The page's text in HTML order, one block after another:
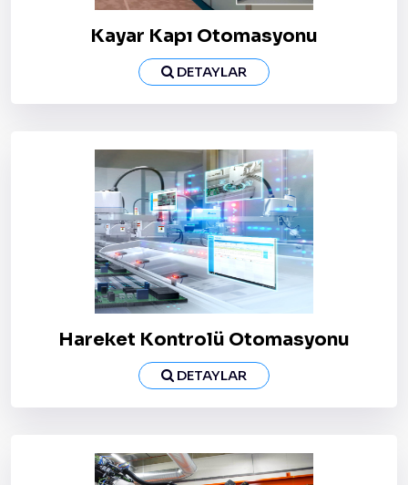
Kayar Kapı Otomasyonu
DETAYLAR
Hareket Kontrolü Otomasyonu
DETAYLAR